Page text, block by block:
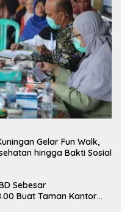
Gelar Fun Walk,
hingga Bakti Sosial
Sebesar
Buat Taman Kantor